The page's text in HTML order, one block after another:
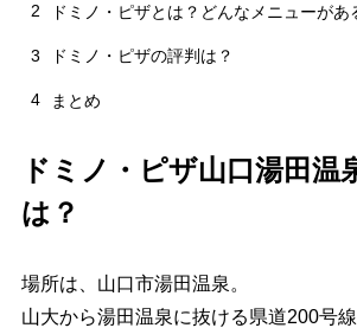
2 ドミノ・ピザとは？どんなメニューがあ
3 ドミノ・ピザの評判は？
4 まとめ
ドミノ・ピザ山口湯田温
は？
場所は、山口市湯田温泉。
山大から湯田温泉に抜ける県道200号